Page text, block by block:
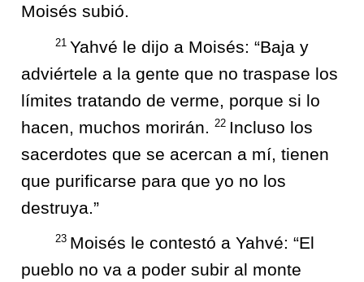
Moisés subió.
21 Yahvé le dijo a Moisés: “Baja y
adviértele a la gente que no traspase los
límites tratando de verme, porque si lo
hacen, muchos morirán.
22 Incluso los
sacerdotes que se acercan a mí, tienen
que purificarse para que yo no los
destruya.”
23 Moisés le contestó a Yahvé: “El
pueblo no va a poder subir al monte